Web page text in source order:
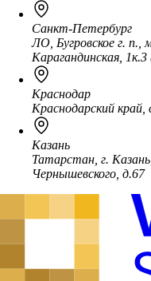
Санкт-Петербург
ЛО, Бугровское г. п.,
Карагандинская,
Краснодар
Краснодарский
Казань
Татарстан, г.
Чернышевского, д.67